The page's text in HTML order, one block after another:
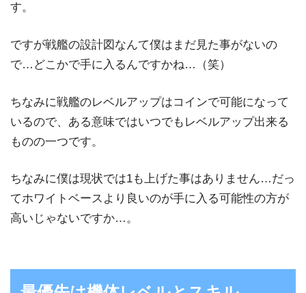
す。
ですが戦艦の設計図なんて僕はまだ見た事がないの
で…どこかで手に入るんですかね…（笑）
ちなみに戦艦のレベルアップはコインで可能になって
いるので、ある意味ではいつでもレベルアップ出来る
ものの一つです。
ちなみに僕は現状では1も上げた事はありません…だっ
てホワイトベースより良いのが手に入る可能性の方が
高いじゃないですか…。